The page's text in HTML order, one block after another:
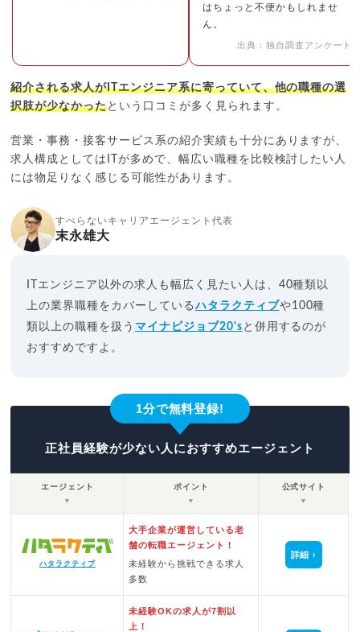
はちょっと不便かもしれませ
ん。
出典：独自調査アンケート
紹介される求人がITエンジニア系に寄っていて、他の職種の選
択肢が少なかったという口コミが多く見られます。
営業・事務・接客サービス系の紹介実績も十分にありますが、
求人構成としてはITが多めで、幅広い職種を比較検討したい人
には物足りなく感じる可能性があります。
すべらないキャリアエージェント代表
末永雄大
ITエンジニア以外の求人も幅広く見たい人は、40種類以
上の業界職種をカバーしているハタラクティブや100種
類以上の職種を扱う マイナビジョブ20's と併用するのが
おすすめですよ。
1分で無料登録!
正社員経験が少ない人におすすめエージェント
エージェント
▼
ポイント
▼
公式サイト
▼
ハタラクティブ
大手企業が運営している老
舗の転職エージェント！
未経験から挑戦できる求人
多数
詳細
未経験OKの求人が7割以
上！